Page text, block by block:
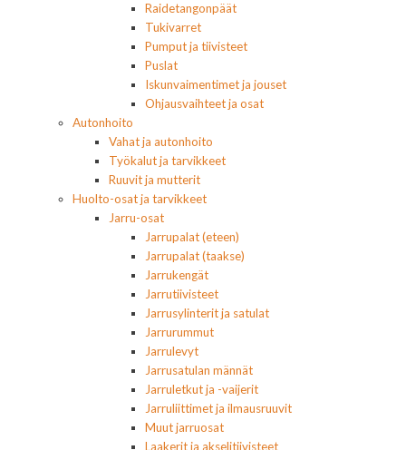
Raidetangonpäät
Tukivarret
Pumput ja tiivisteet
Puslat
Iskunvaimentimet ja jouset
Ohjausvaihteet ja osat
Autonhoito
Vahat ja autonhoito
Työkalut ja tarvikkeet
Ruuvit ja mutterit
Huolto-osat ja tarvikkeet
Jarru-osat
Jarrupalat (eteen)
Jarrupalat (taakse)
Jarrukengät
Jarrutiivisteet
Jarrusylinterit ja satulat
Jarrurummut
Jarrulevyt
Jarrusatulan männät
Jarruletkut ja -vaijerit
Jarruliittimet ja ilmausruuvit
Muut jarruosat
Laakerit ja akselitiivisteet